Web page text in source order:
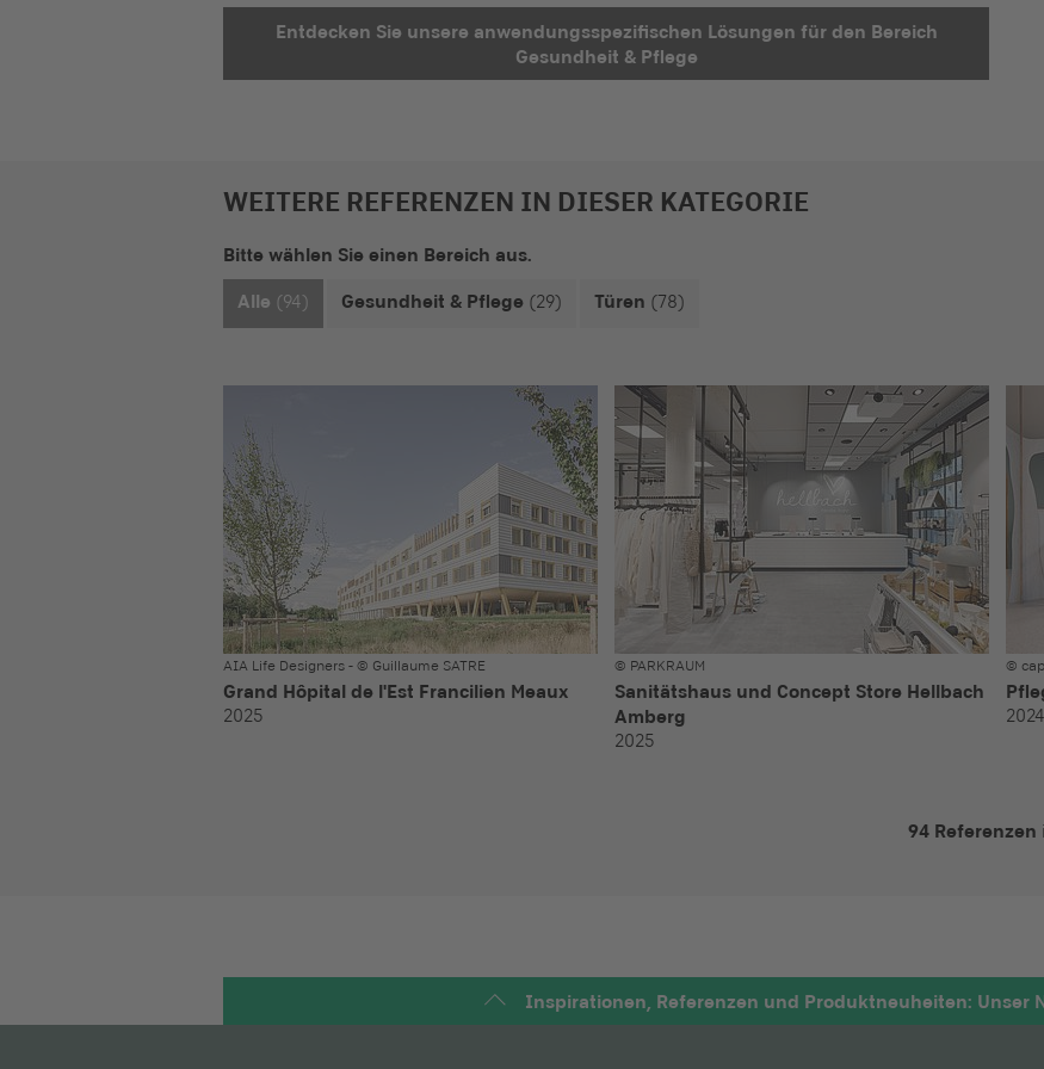
Entdecken Sie unsere anwendungsspezifischen Lösungen für den Bereich
Gesundheit & Pflege
WEITERE REFERENZEN IN DIESER KATEGORIE
Bitte wählen Sie einen Bereich aus.
Alle (94) Gesundheit & Pflege (29) Türen (78)
AIA Life Designers - © Guillaume SATRE
Grand Hôpital de l'Est Francilien Meaux
2025
© PARKRAUM
Sanitätshaus und Concept Store Hellbach
Amberg
2025
©
2024
94 Referenzen
Inspirationen, Referenzen und Produktneuheiten: Unser